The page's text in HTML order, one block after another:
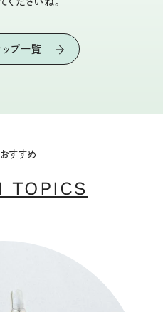
ップ一覧
すすめ
TOPICS